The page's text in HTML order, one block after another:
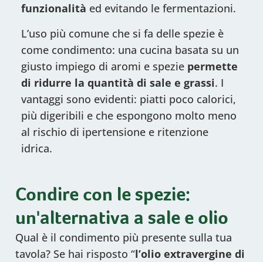
funzionalità ed evitando le fermentazioni.
L’uso più comune che si fa delle spezie è
come condimento: una cucina basata su un
giusto impiego di aromi e spezie permette
di ridurre la quantità di sale e grassi. I
vantaggi sono evidenti: piatti poco calorici,
più digeribili e che espongono molto meno
al rischio di ipertensione e ritenzione
idrica.
Condire con le spezie:
un'alternativa a sale e olio
Qual è il condimento più presente sulla tua
tavola? Se hai risposto “l’olio extravergine di